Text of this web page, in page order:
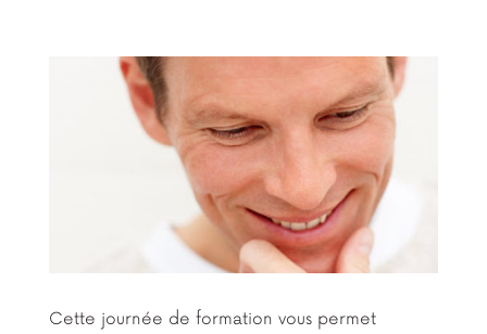
Cette journée de formation vous permet